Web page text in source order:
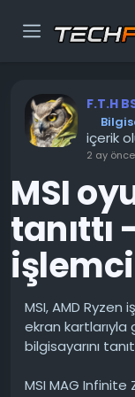
F.T.H
içerik
2 ay önce
MSI
tanıttı
MSI, AMD Ryzen
ekran kartlarıyla
bilgisayarını
MSI MAG Infinite